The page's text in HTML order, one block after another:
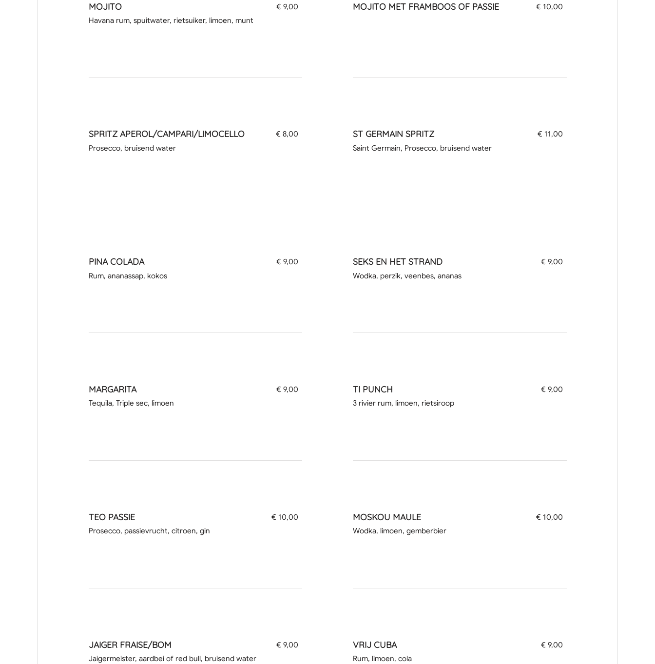
MOJITO
Havana rum, spuitwater, rietsuiker, limoen, munt
€ 9,00 MOJITO MET FRAMBOOS OF PASSIE € 10,00
SPRITZ APEROL/CAMPARI/LIMOCELLO
Prosecco, bruisend water
€ 8,00 ST GERMAIN SPRITZ
Saint Germain, Prosecco, bruisend water
€ 11,00
PINA COLADA
Rum, ananassap, kokos
€ 9,00 SEKS EN HET STRAND
Wodka, perzik, veenbes, ananas
€ 9,00
MARGARITA
Tequila, Triple sec, limoen
€ 9,00 TI PUNCH
3 rivier rum, limoen, rietsiroop
€ 9,00
TEO PASSIE
Prosecco, passievrucht, citroen, gin
€ 10,00 MOSKOU MAULE
Wodka, limoen, gemberbier
€ 10,00
JAIGER FRAISE/BOM
Jaigermeister, aardbei of red bull, bruisend water
€ 9,00 VRIJ CUBA
Rum, limoen, cola
€ 9,00